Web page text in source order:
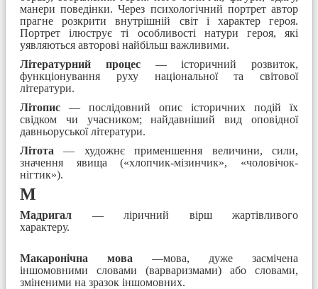
манери поведінки. Через психологічний портрет автор
прагне розкрити внутрішній світ і характер героя.
Портрет ілюструє ті особливості натури героя, які
уявляються авторові найбільш важливими.
Літературний процес— історичний розвиток,
функціонування руху національної та світової
літератури.
Літопис — послідовний опис історичних подій їх
свідком чи учасником; найдавніший вид оповідної
давньоруської літератури.
Літота — художнє применшення величини, сили,
значення явища («хлопчик-мізинчик», «чоловічок-
нігтик»).
М
Мадригал — ліричний вірш жартівливого
характеру.
Макаронічна мова —мова, дуже засмічена
іншомовними словами (варваризмами) або словами,
зміненими на зразок іншомовних.